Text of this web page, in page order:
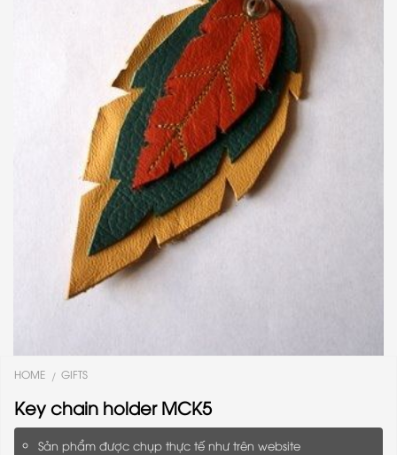
HOME / GIFTS
Key chain holder MCK5
Sản phẩm được chụp thực tế như trên website